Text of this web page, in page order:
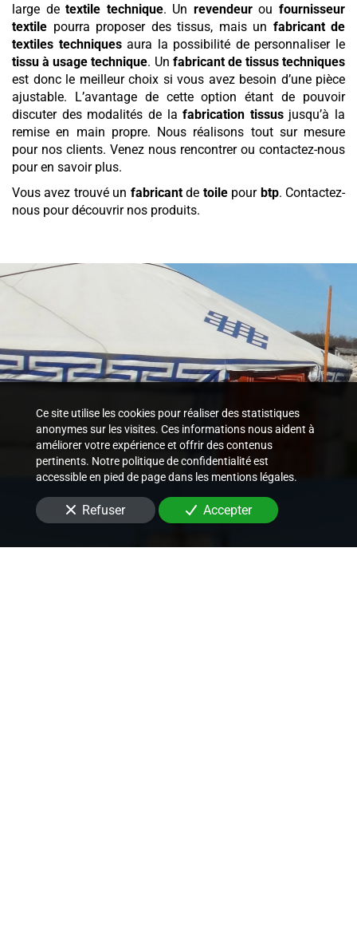
large detextile technique. Un revendeuroufournisseur
textile pourra proposer des tissus, mais un fabricant de
textiles techniquesaura la possibilité de personnaliser le
tissu à usage technique. Un fabricant de tissus techniques
est donc le meilleur choix si vous avez besoin d’une pièce
ajustable. L’avantage de cette option étant de pouvoir
discuter des modalités de lafabrication tissusjusqu’à la
remise en main propre. Nous réalisons tout sur mesure
pour nos clients. Venez nous rencontrer ou contactez-nous
pour en savoir plus.
Vous avez trouvé un fabricant de toilepour btp. Contactez-
nous pour découvrir nos produits.
Ce site utilise les cookies pour réaliser des statistiques
anonymes sur les visites. Ces informations nous aident à
améliorer votre expérience et offrir des contenus
pertinents. Notre politique de confidentialité est
accessible en pied de page dans les mentions légales.
Refuser Accepter